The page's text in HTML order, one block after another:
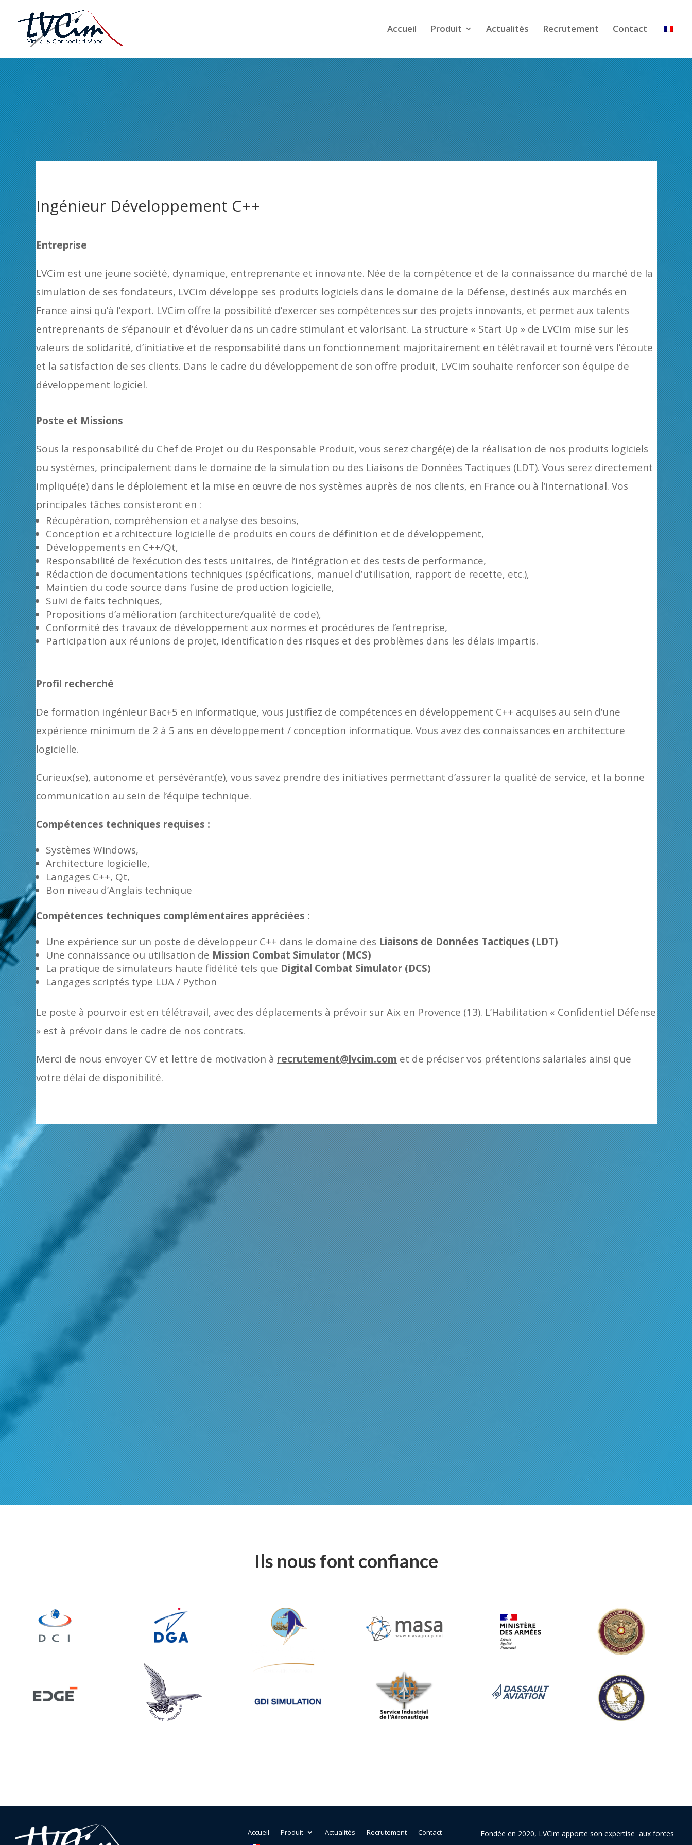
Accueil Produit Actualités Recrutement Contact
Ingénieur Développement C++
Entreprise
LVCim est une jeune société, dynamique, entreprenante et innovante. Née de la compétence et de la connaissance du marché de la
simulation de ses fondateurs, LVCim développe ses produits logiciels dans le domaine de la Défense, destinés aux marchés en
France ainsi qu’à l’export. LVCim offre la possibilité d’exercer ses compétences sur des projets innovants, et permet aux talents
entreprenants de s’épanouir et d’évoluer dans un cadre stimulant et valorisant. La structure « Start Up » de LVCim mise sur les
valeurs de solidarité, d’initiative et de responsabilité dans un fonctionnement majoritairement en télétravail et tourné vers l’écoute
et la satisfaction de ses clients. Dans le cadre du développement de son offre produit, LVCim souhaite renforcer son équipe de
développement logiciel.
Poste et Missions
Sous la responsabilité du Chef de Projet ou du Responsable Produit, vous serez chargé(e) de la réalisation de nos produits logiciels
ou systèmes, principalement dans le domaine de la simulation ou des Liaisons de Données Tactiques (LDT). Vous serez directement
impliqué(e) dans le déploiement et la mise en œuvre de nos systèmes auprès de nos clients, en France ou à l’international. Vos
principales tâches consisteront en :
Récupération, compréhension et analyse des besoins,
Conception et architecture logicielle de produits en cours de définition et de développement,
Développements en C++/Qt,
Responsabilité de l’exécution des tests unitaires, de l’intégration et des tests de performance,
Rédaction de documentations techniques (spécifications, manuel d’utilisation, rapport de recette, etc.),
Maintien du code source dans l’usine de production logicielle,
Suivi de faits techniques,
Propositions d’amélioration (architecture/qualité de code),
Conformité des travaux de développement aux normes et procédures de l’entreprise,
Participation aux réunions de projet, identification des risques et des problèmes dans les délais impartis.
Profil recherché
De formation ingénieur Bac+5 en informatique, vous justifiez de compétences en développement C++ acquises au sein d’une
expérience minimum de 2 à 5 ans en développement / conception informatique. Vous avez des connaissances en architecture
logicielle.
Curieux(se), autonome et persévérant(e), vous savez prendre des initiatives permettant d’assurer la qualité de service, et la bonne
communication au sein de l’équipe technique.
Compétences techniques requises :
Systèmes Windows,
Architecture logicielle,
Langages C++, Qt,
Bon niveau d’Anglais technique
Compétences techniques complémentaires appréciées :
Une expérience sur un poste de développeur C++ dans le domaine des Liaisons de Données Tactiques (LDT)
Une connaissance ou utilisation de Mission Combat Simulator (MCS)
La pratique de simulateurs haute fidélité tels que Digital Combat Simulator (DCS)
Langages scriptés type LUA / Python
Le poste à pourvoir est en télétravail, avec des déplacements à prévoir sur Aix en Provence (13). L’Habilitation « Confidentiel Défense
» est à prévoir dans le cadre de nos contrats.
Merci de nous envoyer CV et lettre de motivation à recrutement@lvcim.com et de préciser vos prétentions salariales ainsi que
votre délai de disponibilité.
Ils nous font confiance
Accueil Produit Actualités Recrutement Contact Fondée en 2020, LVCim apporte son expertise aux forces